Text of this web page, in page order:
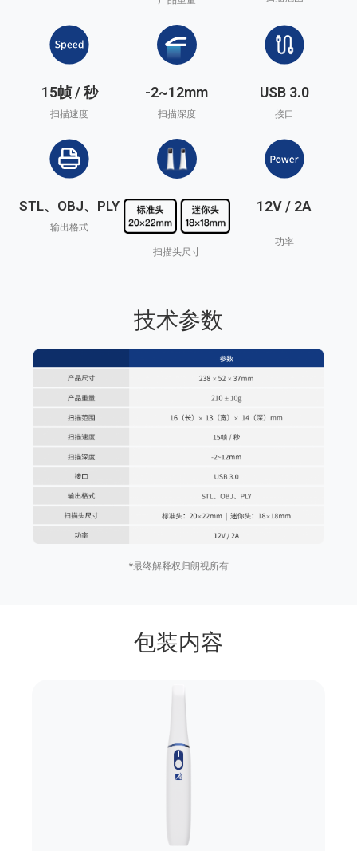
15帧 / 秒
扫描速度
-2~12mm
扫描深度
USB 3.0
接口
STL、OBJ、PLY
输出格式
扫描头尺寸
12V / 2A
功率
技术参数
*最终解释权归朗视所有
包装内容